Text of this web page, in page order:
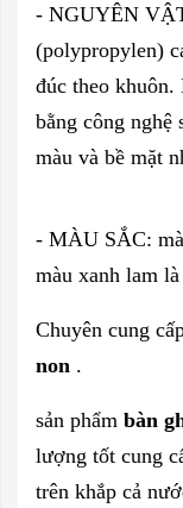
- NGUYÊN
(polypropylen)
đúc theo khuôn.
bằng công nghệ
màu và bề mặt
- MÀU SẮC:
màu xanh lam
Chuyên cung
non .
sản phẩm bàn
lượng tốt cung
trên khắp cả